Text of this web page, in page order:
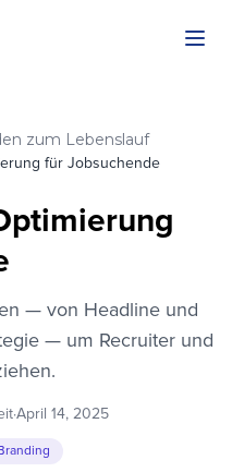
zum Lebenslauf
für Jobsuchende
— von Headline und
— um Recruiter und
·April 14, 2025